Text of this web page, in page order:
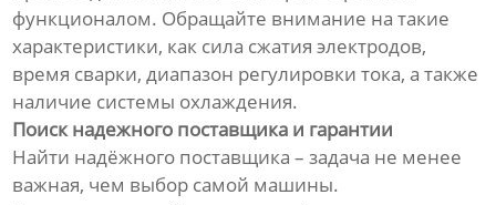
функционалом. Обращайте внимание на такие
характеристики, как сила сжатия электродов,
время сварки, диапазон регулировки тока, а также
наличие системы охлаждения.
Поиск надежного поставщика и гарантии
Найти надёжного поставщика – задача не менее
важная, чем выбор самой машины.